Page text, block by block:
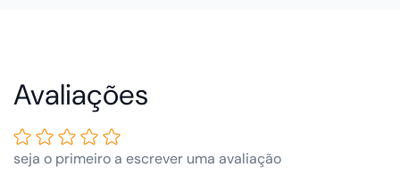
seja o primeiro a escrever uma avaliação